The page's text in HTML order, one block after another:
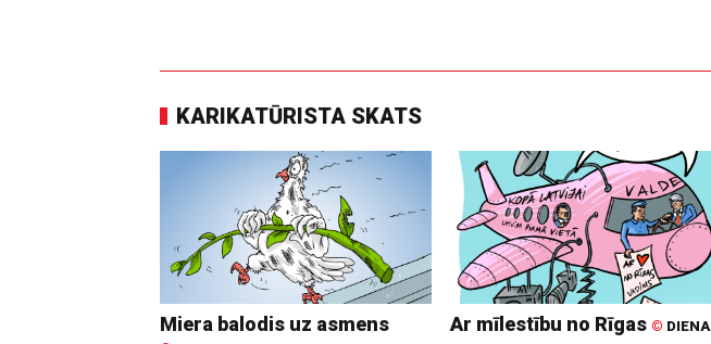
KARIKATŪRISTA SKATS
Miera balodis uz asmens Ar mīlestību no Rīgas © DIENA